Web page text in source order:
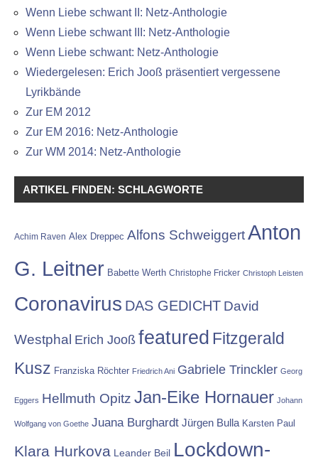
Wenn Liebe schwant II: Netz-Anthologie
Wenn Liebe schwant III: Netz-Anthologie
Wenn Liebe schwant: Netz-Anthologie
Wiedergelesen: Erich Jooß präsentiert vergessene
Lyrikbände
Zur EM 2012
Zur EM 2016: Netz-Anthologie
Zur WM 2014: Netz-Anthologie
ARTIKEL FINDEN: SCHLAGWORTE
Achim Raven Alex Dreppec Alfons SchweiggertAnton
G. Leitner Babette Werth Christophe Fricker Christoph Leisten
Coronavirus DAS GEDICHT David
Westphal Erich Jooß featured Fitzgerald
Kusz Franziska Röchter Friedrich Ani Gabriele Trinckler Georg
Eggers Hellmuth Opitz Jan-Eike Hornauer Johann
Wolfgang von Goethe Juana Burghardt Jürgen Bulla Karsten Paul
Klara Hurkova Leander Beil Lockdown-